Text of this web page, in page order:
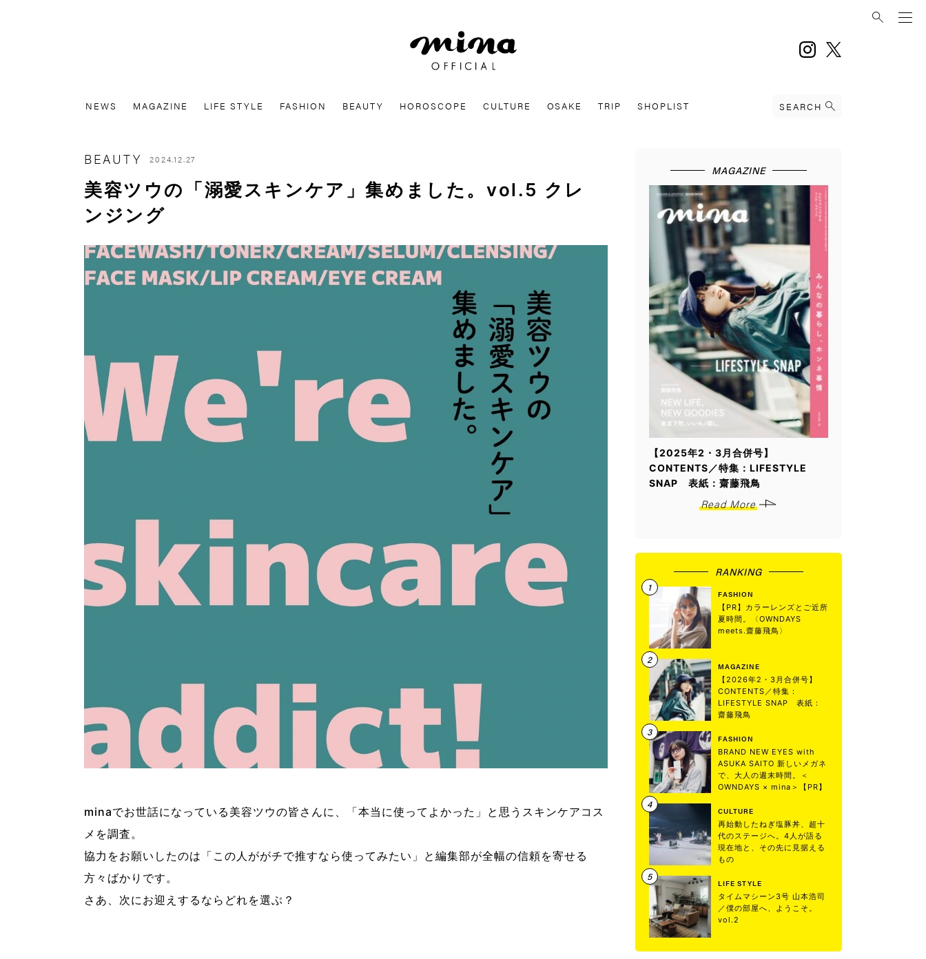
instagram
NEWS MAGAZINE LIFE STYLE FASHION BEAUTY HOROSCOPE CULTURE OSAKE TRIP SHOPLIST SEARCH
BEAUTY 2024.12.27
美容ツウの「溺愛スキンケア」集めました。vol.5 クレ
ンジング
minaでお世話になっている美容ツウの皆さんに、「本当に使ってよかった」と思うスキンケアコス
メを調査。
協力をお願いしたのは「この人ががチで推すなら使ってみたい」と編集部が全幅の信頼を寄せる
方々ばかりです。
さあ、次にお迎えするならどれを選ぶ？
MAGAZINE
【2025年2・3月合併号】
CONTENTS／特集：LIFESTYLE
SNAP 表紙：齋藤飛鳥
Read More
RANKING
FASHION
【PR】カラーレンズとご近所
夏時間。〈OWNDAYS
meets.齋藤飛鳥〉
MAGAZINE
【2026年2・3月合併号】
CONTENTS／特集：
LIFESTYLE SNAP 表紙：
齋藤飛鳥
FASHION
BRAND NEW EYES with
ASUKA SAITO 新しいメガネ
で、大人の週末時間。＜
OWNDAYS × mina＞【PR】
CULTURE
再始動したねぎ塩豚丼、超十
代のステージへ。4人が語る
現在地と、その先に見据える
もの
LIFE STYLE
タイムマシーン3号 山本浩司
／僕の部屋へ、ようこそ。
vol.2